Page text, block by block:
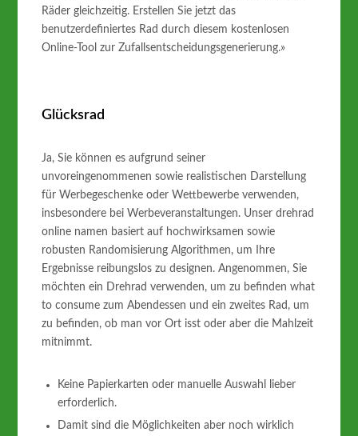
Räder gleichzeitig. Erstellen Sie jetzt das
benutzerdefiniertes Rad durch diesem kostenlosen
Online-Tool zur Zufallsentscheidungsgenerierung.»
Glücksrad
Ja, Sie können es aufgrund seiner
unvoreingenommenen sowie realistischen Darstellung
für Werbegeschenke oder Wettbewerbe verwenden,
insbesondere bei Werbeveranstaltungen. Unser drehrad
online namen basiert auf hochwirksamen sowie
robusten Randomisierung Algorithmen, um Ihre
Ergebnisse reibungslos zu designen. Angenommen, Sie
möchten ein Drehrad verwenden, um zu befinden what
to consume zum Abendessen und ein zweites Rad, um
zu befinden, ob man vor Ort isst oder aber die Mahlzeit
mitnimmt.
Keine Papierkarten oder manuelle Auswahl lieber
erforderlich.
Damit sind die Möglichkeiten aber noch wirklich